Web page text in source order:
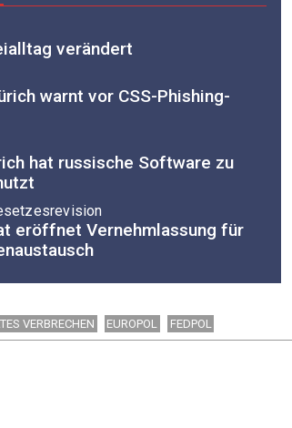
verändert
warnt vor CSS-Phishing-
hat russische Software zu
eröffnet Vernehmlassung für
VERBRECHEN EUROPOL FEDPOL